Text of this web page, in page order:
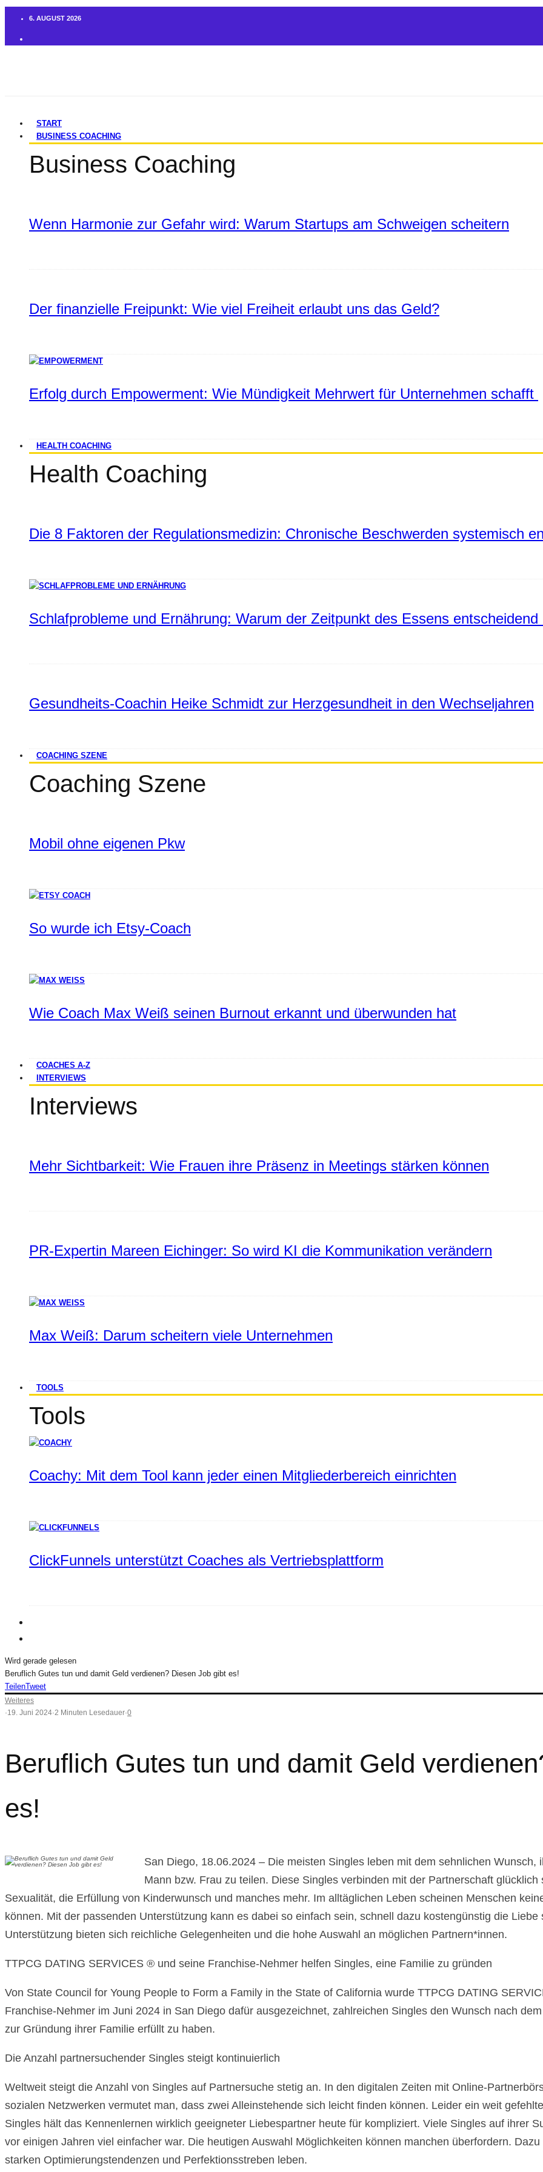
6. AUGUST 2026
START
BUSINESS COACHING
Business Coaching
Wenn Harmonie zur Gefahr wird: Warum Startups am Schweigen scheitern
Der finanzielle Freipunkt: Wie viel Freiheit erlaubt uns das Geld?
Erfolg durch Empowerment: Wie Mündigkeit Mehrwert für Unternehmen schafft
HEALTH COACHING
Health Coaching
Die 8 Faktoren der Regulationsmedizin: Chronische Beschwerden systemisch
Schlafprobleme und Ernährung: Warum der Zeitpunkt des Essens entscheidend
Gesundheits-Coachin Heike Schmidt zur Herzgesundheit in den Wechseljahren
COACHING SZENE
Coaching Szene
Mobil ohne eigenen Pkw
So wurde ich Etsy-Coach
Wie Coach Max Weiß seinen Burnout erkannt und überwunden hat
COACHES A-Z
INTERVIEWS
Interviews
Mehr Sichtbarkeit: Wie Frauen ihre Präsenz in Meetings stärken können
PR-Expertin Mareen Eichinger: So wird KI die Kommunikation verändern
Max Weiß: Darum scheitern viele Unternehmen
TOOLS
Tools
Coachy: Mit dem Tool kann jeder einen Mitgliederbereich einrichten
ClickFunnels unterstützt Coaches als Vertriebsplattform
Wird gerade gelesen
Beruflich Gutes tun und damit Geld verdienen? Diesen Job gibt es!
TeilenTweet
Weiteres
·19. Juni 2024·2 Minuten Lesedauer·0
Beruflich Gutes tun und damit Geld
es!
San Diego, 18.06.2024 – Die meisten Singles leben mit dem sehnlichen
Mann bzw. Frau zu teilen. Diese Singles verbinden mit der Partnerschaft
Sexualität, die Erfüllung von Kinderwunsch und manches mehr. Im alltäglichen Leben scheinen Menschen
können. Mit der passenden Unterstützung kann es dabei so einfach sein, schnell dazu kostengünstig die
Unterstützung bieten sich reichliche Gelegenheiten und die hohe Auswahl an möglichen Partnern*innen.
TTPCG DATING SERVICES ® und seine Franchise-Nehmer helfen Singles, eine Familie zu gründen
Von State Council for Young People to Form a Family in the State of California wurde TTPCG DATING
Franchise-Nehmer im Juni 2024 in San Diego dafür ausgezeichnet, zahlreichen Singles den Wunsch nach
zur Gründung ihrer Familie erfüllt zu haben.
Die Anzahl partnersuchender Singles steigt kontinuierlich
Weltweit steigt die Anzahl von Singles auf Partnersuche stetig an. In den digitalen Zeiten mit Online-
sozialen Netzwerken vermutet man, dass zwei Alleinstehende sich leicht finden können. Leider ein weit
Singles hält das Kennenlernen wirklich geeigneter Liebespartner heute für kompliziert. Viele Singles auf ihrer
vor einigen Jahren viel einfacher war. Die heutigen Auswahl Möglichkeiten können manchen überfordern.
starken Optimierungstendenzen und Perfektionsstreben leben.